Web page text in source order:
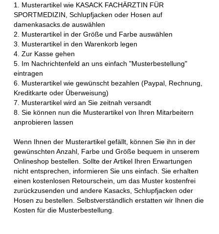
1. Musterartikel wie KASACK FACHÄRZTIN FÜR
SPORTMEDIZIN, Schlupfjacken oder Hosen auf
damenkasacks.de auswählen
2. Musterartikel in der Größe und Farbe auswählen
3. Musterartikel in den Warenkorb legen
4. Zur Kasse gehen
5. Im Nachrichtenfeld an uns einfach "Musterbestellung"
eintragen
6. Musterartikel wie gewünscht bezahlen (Paypal, Rechnung,
Kreditkarte oder Überweisung)
7. Musterartikel wird an Sie zeitnah versandt
8. Sie können nun die Musterartikel von Ihren Mitarbeitern
anprobieren lassen
Wenn Ihnen der Musterartikel gefällt, können Sie ihn in der
gewünschten Anzahl, Farbe und Größe bequem in unserem
Onlineshop bestellen. Sollte der Artikel Ihren Erwartungen
nicht entsprechen, informieren Sie uns einfach. Sie erhalten
einen kostenlosen Retourschein, um das Muster kostenfrei
zurückzusenden und andere Kasacks, Schlupfjacken oder
Hosen zu bestellen. Selbstverständlich erstatten wir Ihnen die
Kosten für die Musterbestellung.